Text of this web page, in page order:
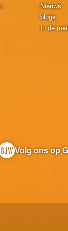
Nieuws
blogs
In de
Volg ons op